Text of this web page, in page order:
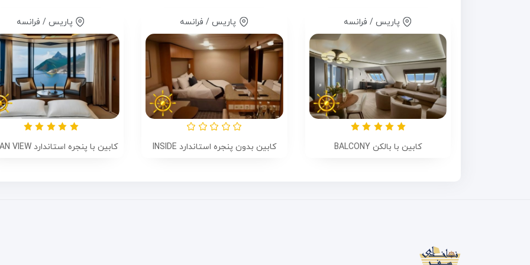
پاریس / فرانسه
کابین با بالکن BALCONY
پاریس / فرانسه
کابین بدون پنجره استاندارد INSIDE
پاریس / فرانسه
کابین با پنجره استاندارد OCEAN VIEW